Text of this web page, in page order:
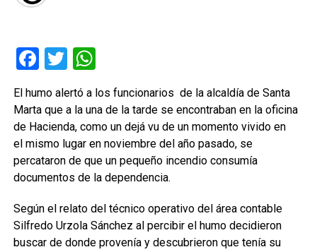
Facebook
TwitterWhatsApp
El humo alertó a los funcionarios de la alcaldía de Santa
Marta que a la una de la tarde se encontraban en la oficina
de Hacienda, como un dejá vu de un momento vivido en
el mismo lugar en noviembre del año pasado, se
percataron de que un pequeño incendio consumía
documentos de la dependencia.
Según el relato del técnico operativo del área contable
Silfredo Urzola Sánchez al percibir el humo decidieron
buscar de donde provenía y descubrieron que tenía su